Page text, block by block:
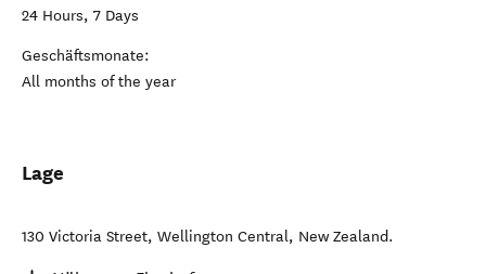
24 Hours, 7 Days
Geschäftsmonate:
All months of the year
Lage
130 Victoria Street, Wellington Central, New Zealand.